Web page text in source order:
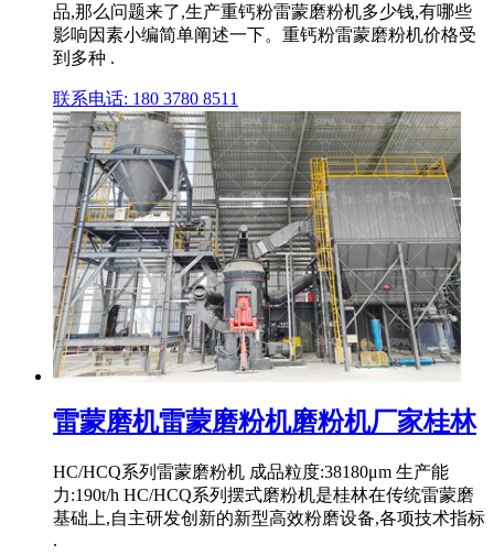
品,那么问题来了,生产重钙粉雷蒙磨粉机多少钱,有哪些
影响因素小编简单阐述一下。重钙粉雷蒙磨粉机价格受
到多种 .
联系电话: 180 3780 8511
雷蒙磨机雷蒙磨粉机磨粉机厂家桂林
HC/HCQ系列雷蒙磨粉机 成品粒度:38180μm 生产能
力:190t/h HC/HCQ系列摆式磨粉机是桂林在传统雷蒙磨
基础上,自主研发创新的新型高效粉磨设备,各项技术指标
.